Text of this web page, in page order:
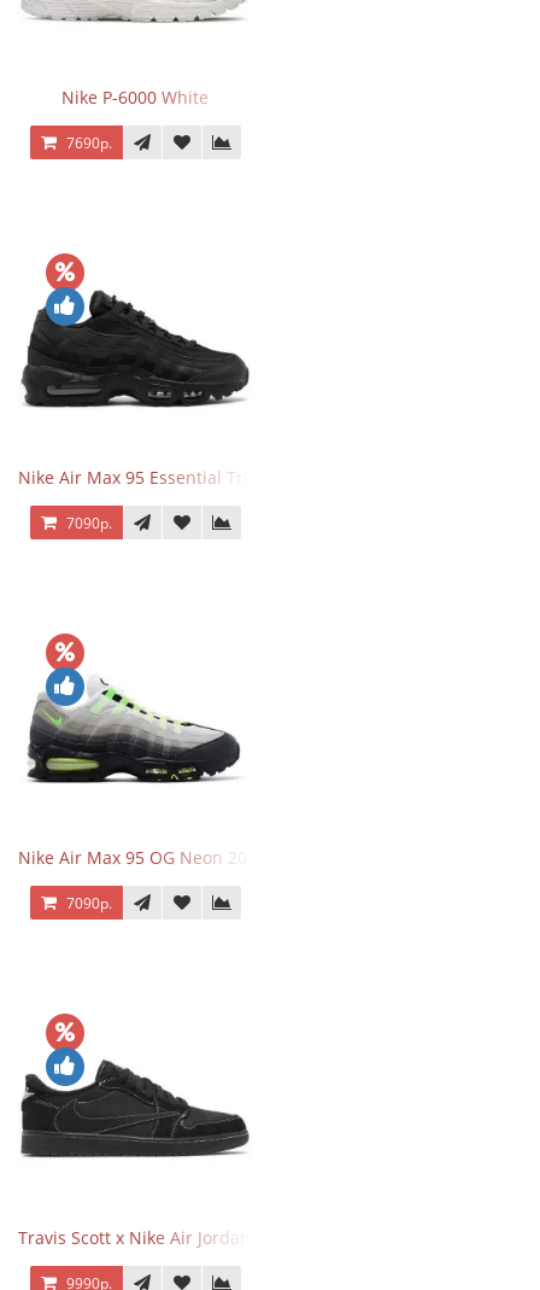
Nike P-6000 White
7690р.
Nike Air Max 95 Essential Triple Black
7090р.
Nike Air Max 95 OG Neon 2025
7090р.
Travis Scott x Nike Air Jordan 1 Retro Low OG SP Black Phantom
9990р.